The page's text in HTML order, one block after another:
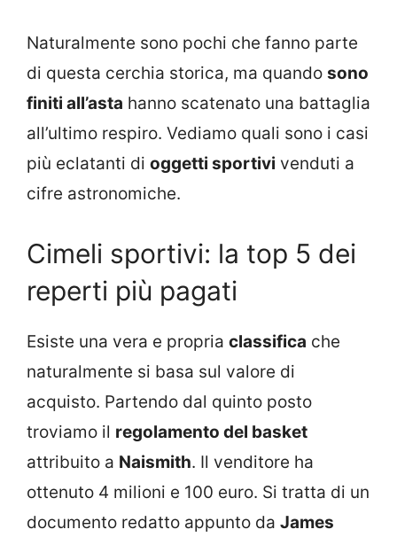
Naturalmente sono pochi che fanno parte
di questa cerchia storica, ma quando sono
finiti all’asta hanno scatenato una battaglia
all’ultimo respiro. Vediamo quali sono i casi
più eclatanti di oggetti sportivi venduti a
cifre astronomiche.
Cimeli sportivi: la top 5 dei
reperti più pagati
Esiste una vera e propria classifica che
naturalmente si basa sul valore di
acquisto. Partendo dal quinto posto
troviamo il regolamento del basket
attribuito a Naismith. Il venditore ha
ottenuto 4 milioni e 100 euro. Si tratta di un
documento redatto appunto da James